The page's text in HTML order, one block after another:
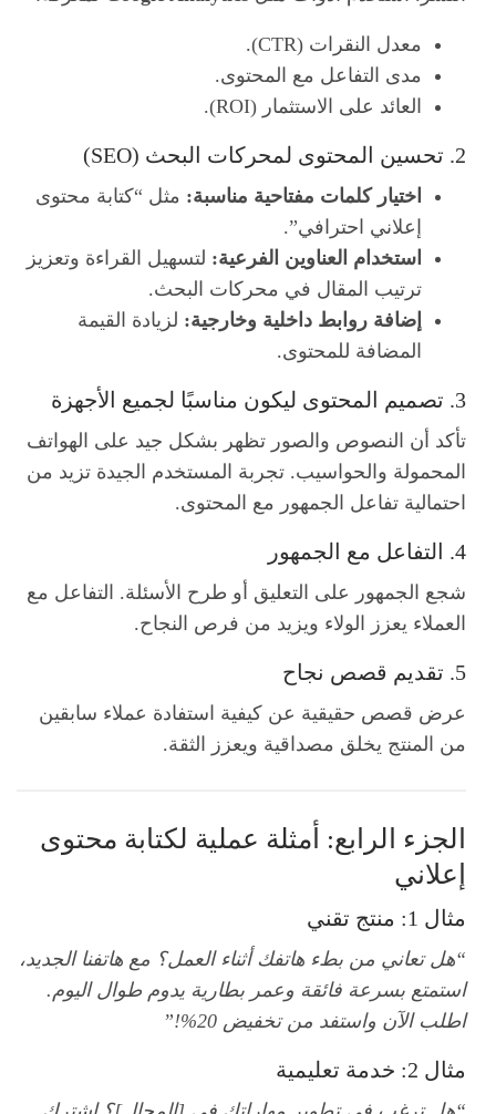
معدل النقرات (CTR).
مدى التفاعل مع المحتوى.
العائد على الاستثمار (ROI).
2. تحسين المحتوى لمحركات البحث (SEO)
اختيار كلمات مفتاحية مناسبة: مثل “كتابة محتوى
إعلاني احترافي”.
استخدام العناوين الفرعية: لتسهيل القراءة وتعزيز
ترتيب المقال في محركات البحث.
إضافة روابط داخلية وخارجية: لزيادة القيمة
المضافة للمحتوى.
3. تصميم المحتوى ليكون مناسبًا لجميع الأجهزة
تأكد أن النصوص والصور تظهر بشكل جيد على الهواتف
المحمولة والحواسيب. تجربة المستخدم الجيدة تزيد من
احتمالية تفاعل الجمهور مع المحتوى.
4. التفاعل مع الجمهور
شجع الجمهور على التعليق أو طرح الأسئلة. التفاعل مع
العملاء يعزز الولاء ويزيد من فرص النجاح.
5. تقديم قصص نجاح
عرض قصص حقيقية عن كيفية استفادة عملاء سابقين
من المنتج يخلق مصداقية ويعزز الثقة.
الجزء الرابع: أمثلة عملية لكتابة محتوى
إعلاني
مثال 1: منتج تقني
“هل تعاني من بطء هاتفك أثناء العمل؟ مع هاتفنا الجديد،
استمتع بسرعة فائقة وعمر بطارية يدوم طوال اليوم.
اطلب الآن واستفد من تخفيض 20%!”
مثال 2: خدمة تعليمية